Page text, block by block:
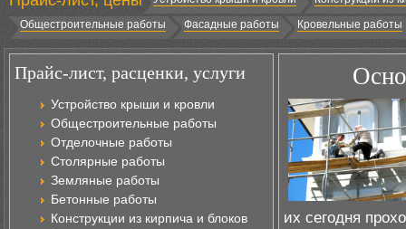
Общестроительные работы
Фасадные работы Кровельные работы
Прайс-лист, расценки, услуги
Устройство крыши и кровли
Общестроительные работы
Отделочные работы
Столярные работы
Земляные работы
Бетонные работы
Конструкции из кирпича и блоков
их сегодня